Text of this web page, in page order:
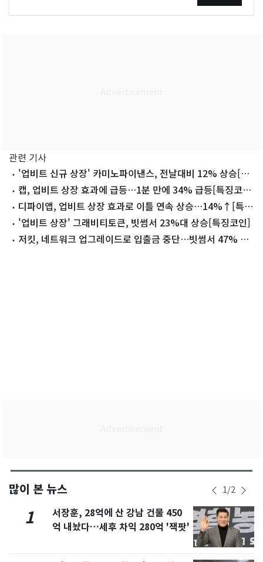
관련 기사
'업비트 신규 상장' 카미노파이낸스, 전날대비 12% 상승[특
징코인]
캡, 업비트 상장 효과에 급등…1분 만에 34% 급등[특징코
인]디파이앱, 업비트 상장 효과로 이틀 연속 상승…14%↑[특징
코인]
'업비트 상장' 그래비티토큰, 빗썸서 23%대 상승[특징코인]
저킷, 네트워크 업그레이드로 입출금 중단…빗썸서 47% 상
많이 본 뉴스 1/2
1
서장훈, 28억에 산 강남 건물 450
억 내놨다…세후 차익 280억 '잭팟'